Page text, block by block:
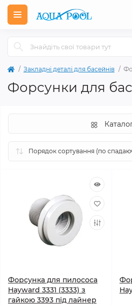
Закладні деталі для басейнів
Форсунки для
Форсунка для пилососа
Hayward 3331 (3333) з
гайкою 3393 під лайнер